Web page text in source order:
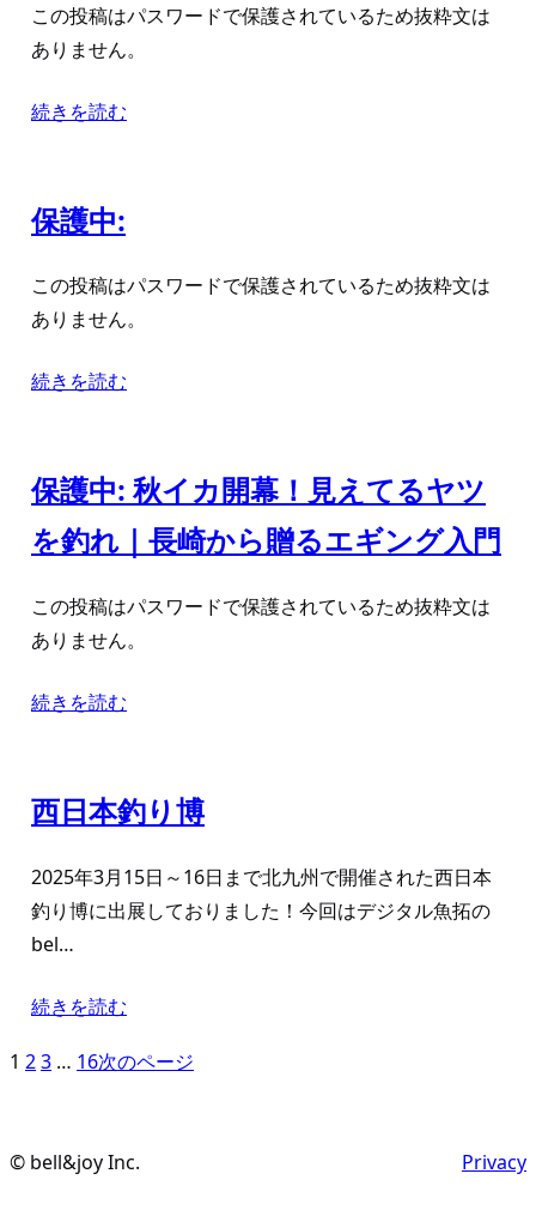
この投稿はパスワードで保護されているため抜粋文は
ありません。
続きを読む
保護中:
この投稿はパスワードで保護されているため抜粋文は
ありません。
続きを読む
保護中: 秋イカ開幕！見えてるヤツ
を釣れ｜長崎から贈るエギング入門
この投稿はパスワードで保護されているため抜粋文は
ありません。
続きを読む
西日本釣り博
2025年3月15日～16日まで北九州で開催された西日本
釣り博に出展しておりました！今回はデジタル魚拓の
bel…
続きを読む
1 23 … 16次のページ
© bell&joy Inc. Privacy